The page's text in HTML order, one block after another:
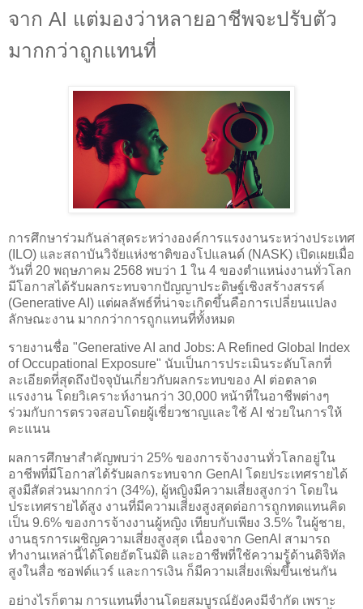
จาก AI แต่มองว่าหลายอาชีพจะปรับตัว
มากกว่าถูกแทนที่
การศึกษาร่วมกันล่าสุดระหว่างองค์การแรงงานระหว่างประเทศ
(ILO) และสถาบันวิจัยแห่งชาติของโปแลนด์ (NASK) เปิดเผยเมื่อ
วันที่ 20 พฤษภาคม 2568 พบว่า 1 ใน 4 ของตำแหน่งงานทั่วโลก
มีโอกาสได้รับผลกระทบจากปัญญาประดิษฐ์เชิงสร้างสรรค์
(Generative AI) แต่ผลลัพธ์ที่น่าจะเกิดขึ้นคือการเปลี่ยนแปลง
ลักษณะงาน มากกว่าการถูกแทนที่ทั้งหมด
รายงานชื่อ "Generative AI and Jobs: A Refined Global Index
of Occupational Exposure" นับเป็นการประเมินระดับโลกที่
ละเอียดที่สุดถึงปัจจุบันเกี่ยวกับผลกระทบของ AI ต่อตลาด
แรงงาน โดยวิเคราะห์งานกว่า 30,000 หน้าที่ในอาชีพต่างๆ
ร่วมกับการตรวจสอบโดยผู้เชี่ยวชาญและใช้ AI ช่วยในการให้
คะแนน
ผลการศึกษาสำคัญพบว่า 25% ของการจ้างงานทั่วโลกอยู่ใน
อาชีพที่มีโอกาสได้รับผลกระทบจาก GenAI โดยประเทศรายได้
สูงมีสัดส่วนมากกว่า (34%), ผู้หญิงมีความเสี่ยงสูงกว่า โดยใน
ประเทศรายได้สูง งานที่มีความเสี่ยงสูงสุดต่อการถูกทดแทนคิด
เป็น 9.6% ของการจ้างงานผู้หญิง เทียบกับเพียง 3.5% ในผู้ชาย,
งานธุรการเผชิญความเสี่ยงสูงสุด เนื่องจาก GenAI สามารถ
ทำงานเหล่านี้ได้โดยอัตโนมัติ และอาชีพที่ใช้ความรู้ด้านดิจิทัล
สูงในสื่อ ซอฟต์แวร์ และการเงิน ก็มีความเสี่ยงเพิ่มขึ้นเช่นกัน
อย่างไรก็ตาม การแทนที่งานโดยสมบูรณ์ยังคงมีจำกัด เพราะ